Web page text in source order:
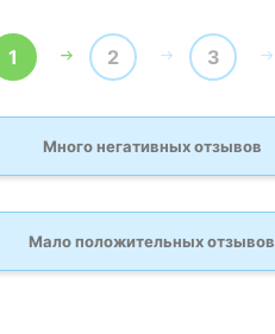
1 2 3
Много негативных отзывов
Мало положительных отзывов